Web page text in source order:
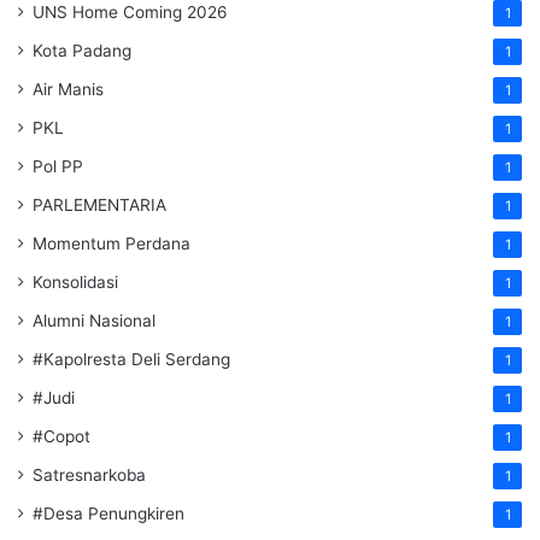
UNS Home Coming 2026 1
Kota Padang 1
Air Manis 1
PKL 1
Pol PP 1
PARLEMENTARIA 1
Momentum Perdana 1
Konsolidasi 1
Alumni Nasional 1
#Kapolresta Deli Serdang 1
#Judi 1
#Copot 1
Satresnarkoba 1
#Desa Penungkiren 1